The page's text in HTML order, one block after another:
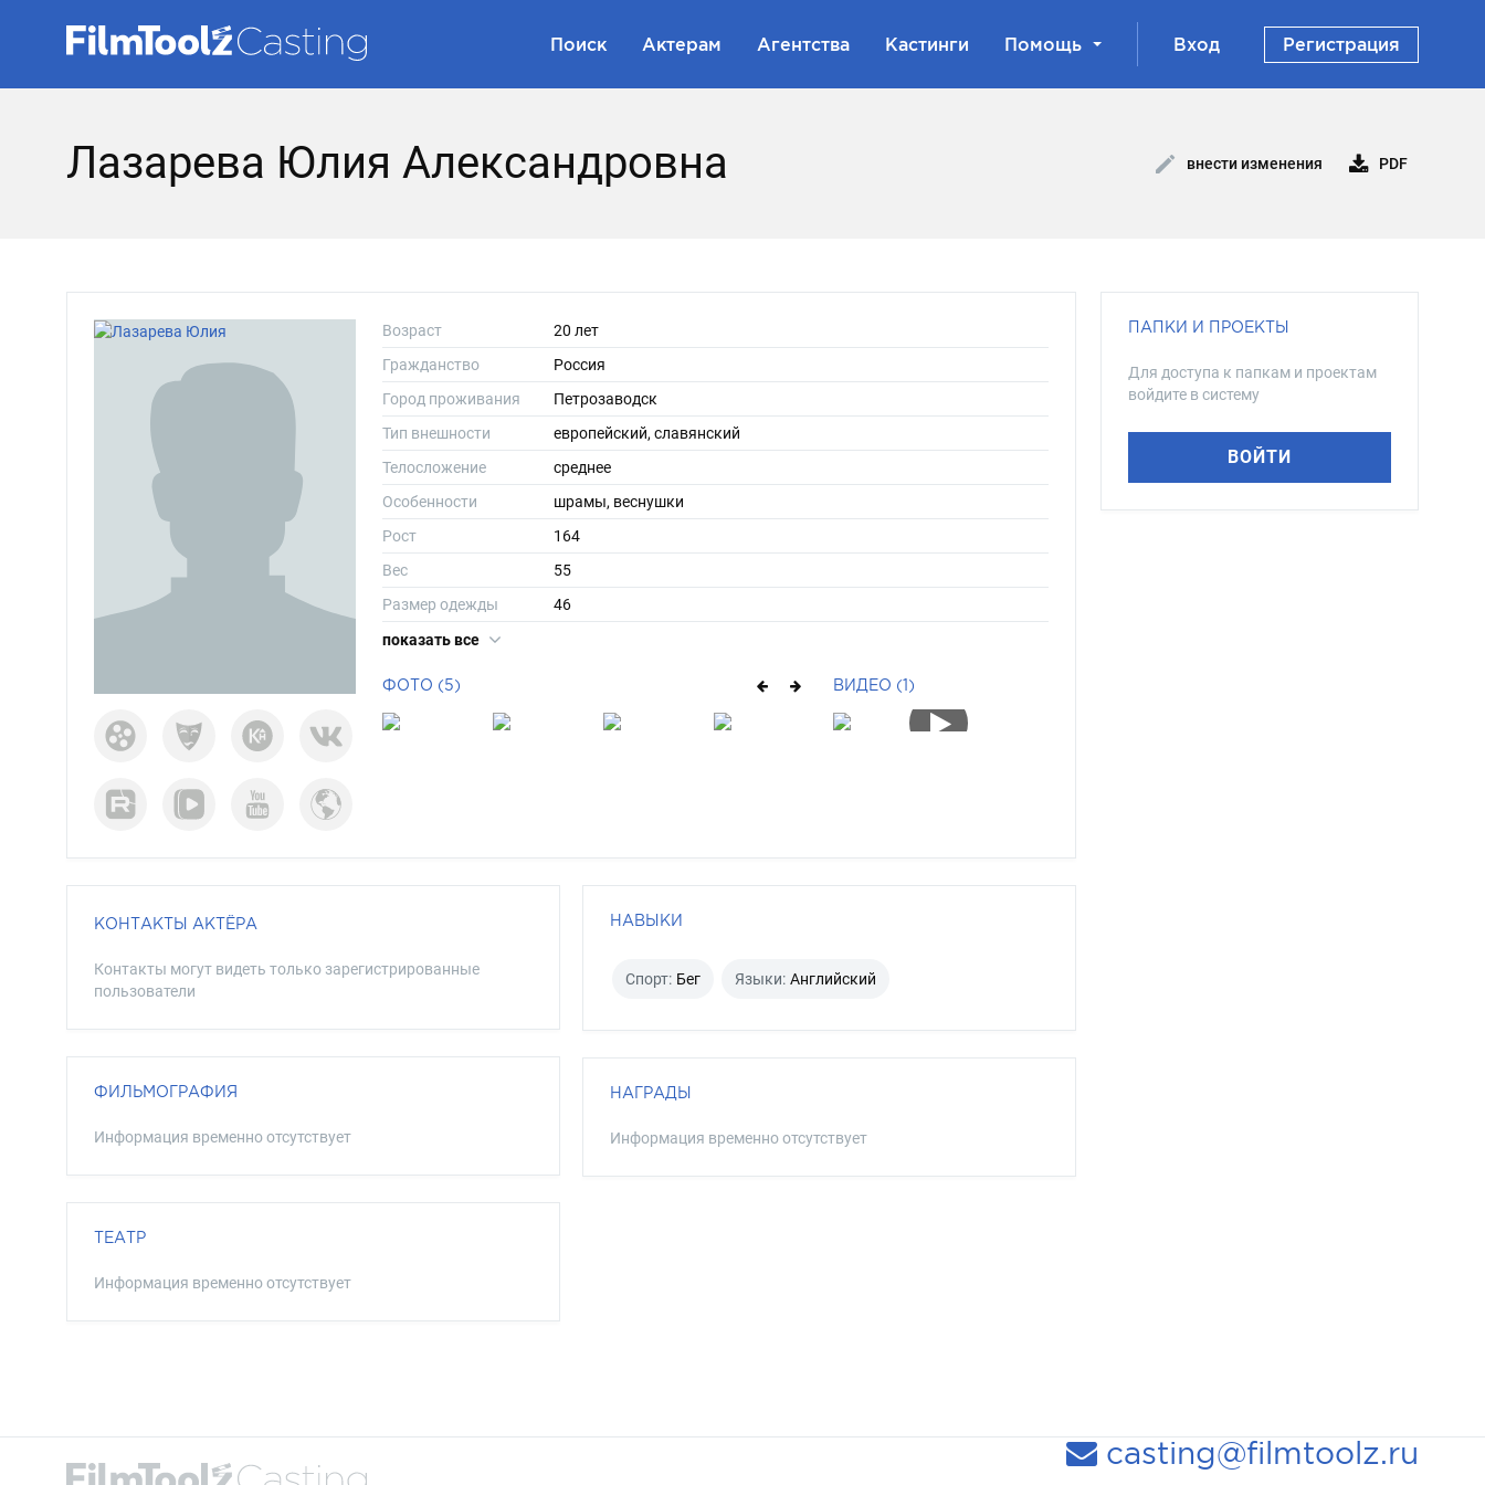
Поиск Актерам Агентства Кастинги Помощь Вход Регистрация
Лазарева Юлия Александровна внести изменения PDF
Возраст
20 лет
Гражданство
Россия
Город проживания
Петрозаводск
Тип внешности
европейский, славянский
Телосложение
среднее
Особенности
шрамы, веснушки
Рост
164
Вес
55
Размер одежды
46
Размер обуви
показать все
ФОТО (5) ВИДЕО (1)
КОНТАКТЫ АКТЁРА
Контакты могут видеть только зарегистрированные
пользователи
ФИЛЬМОГРАФИЯ
Информация временно отсутствует
ТЕАТР
Информация временно отсутствует
НАВЫКИ
Спорт: Бег Языки: Английский
НАГРАДЫ
Информация временно отсутствует
ПАПКИ И ПРОЕКТЫ
Для доступа к папкам и проектам
войдите в систему
ВОЙТИ
casting@filmtoolz.ru